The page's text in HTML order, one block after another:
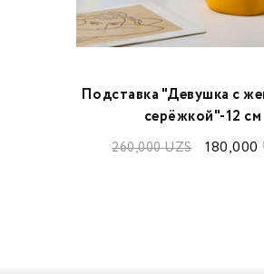
Подставка "Девушка с
серёжкой"-12 см
260,000UZS 180,000